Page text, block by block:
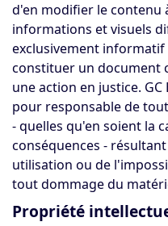
d'en modifier le contenu
informations et visuels
exclusivement informatif
constituer un document
une action en justice. GC
pour responsable de
- quelles qu'en soient la
conséquences -
utilisation ou de
tout dommage du
Propriété